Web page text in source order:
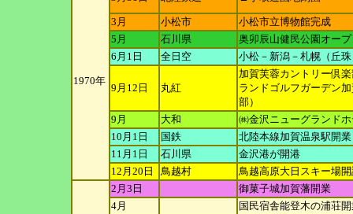
1970年
3月 小松市
小松市立博物館完成
5月
石川県
奥卯辰山健民公園オー
6月1日
全日空 小松－新潟－札幌（丘
9月12日 丸紅
加賀芙蓉カントリー倶
ランドゴルフガーデン
部）
9月
大和
㈱金沢ニューグランド
10月1日
国鉄
北陸本線加賀温泉駅開業
11月1日
石川県
金沢港が開港
12月20日
鳥越村 鳥越高原大日スキー場
2月3日
御菓子城加賀藩開業
4月
国民宿舎能登木の浦荘